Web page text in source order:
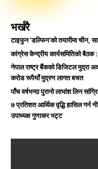
भर्खरै
टाइफुन ‘डल्फिन’को तयारीमा चीन,
कांग्रेस केन्द्रीय कार्यसमितिको बैठक
नेपाल राष्ट्र बैंकको डिजिटल मुद्रा
करोड रूपैयाँ मुद्रण लागत बचत
पाँच वर्षभन्दा पुरानो लाभांश लिन
७ प्रतिशत आर्थिक वृद्धि हासिल गर्न
उपाध्यक्ष गुणाकर भट्ट